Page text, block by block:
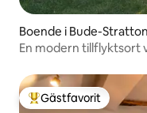
Boende i Bude-Stratton
En modern tillflyktsort
Populär gästfavorit
Gästfavorit